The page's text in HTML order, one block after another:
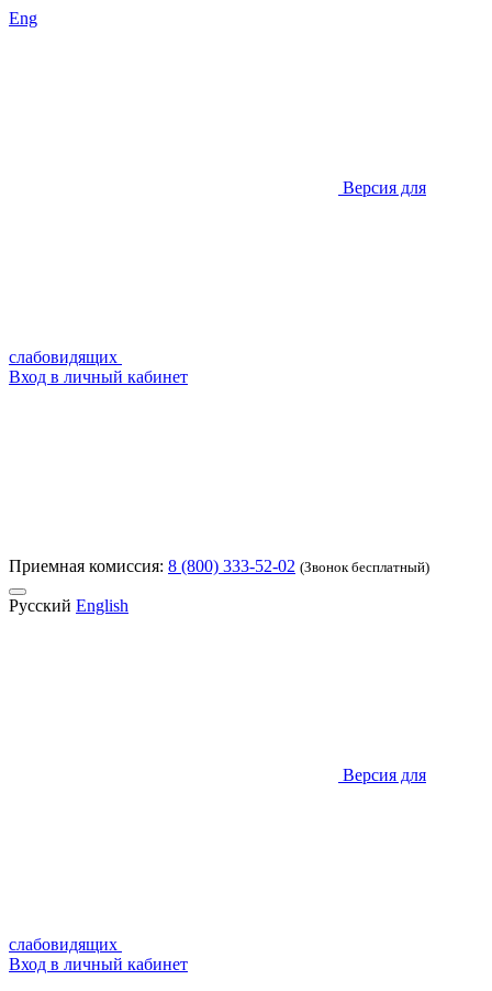
Eng
Версия для
слабовидящих
Вход в личный кабинет
Приемная комиссия: 8 (800) 333-52-02 (Звонок бесплатный)
Русский English
Версия для
слабовидящих
Вход в личный кабинет